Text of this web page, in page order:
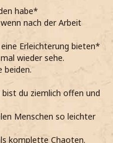
habe*
nach der Arbeit
Erleichterung bieten*
wieder sehe.
beiden.
du ziemlich offen und
Menschen so leichter
komplette Chaoten.